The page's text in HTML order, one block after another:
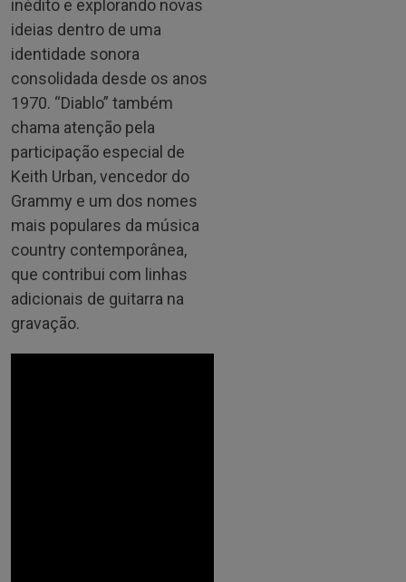
inédito e explorando novas
ideias dentro de uma
identidade sonora
consolidada desde os anos
1970. “Diablo” também
chama atenção pela
participação especial de
Keith Urban, vencedor do
Grammy e um dos nomes
mais populares da música
country contemporânea,
que contribui com linhas
adicionais de guitarra na
gravação.